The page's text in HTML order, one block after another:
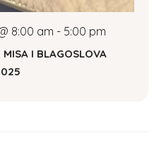
8:00 am - 5:00 pm
MISA I BLAGOSLOVA